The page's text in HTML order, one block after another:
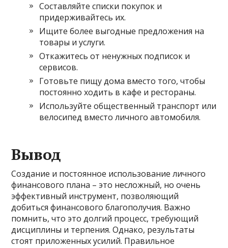
Составляйте списки покупок и
придерживайтесь их.
Ищите более выгодные предложения на
товары и услуги.
Откажитесь от ненужных подписок и
сервисов.
Готовьте пищу дома вместо того, чтобы
постоянно ходить в кафе и рестораны.
Используйте общественный транспорт или
велосипед вместо личного автомобиля.
Вывод
Создание и постоянное использование личного
финансового плана – это несложный, но очень
эффективный инструмент, позволяющий
добиться финансового благополучия. Важно
помнить, что это долгий процесс, требующий
дисциплины и терпения. Однако, результаты
стоят приложенных усилий. Правильное